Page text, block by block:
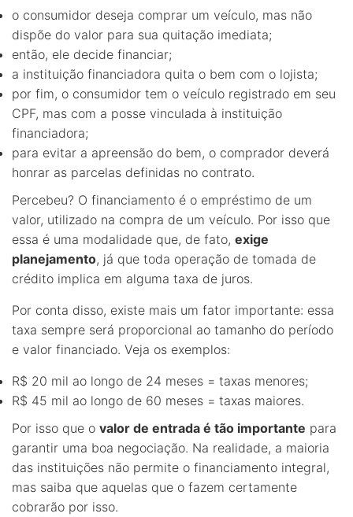
o consumidor deseja comprar um veículo, mas não
dispõe do valor para sua quitação imediata;
então, ele decide financiar;
a instituição financiadora quita o bem com o lojista;
por fim, o consumidor tem o veículo registrado em seu
CPF, mas com a posse vinculada à instituição
financiadora;
para evitar a apreensão do bem, o comprador deverá
honrar as parcelas definidas no contrato.
Percebeu? O financiamento é o empréstimo de um
valor, utilizado na compra de um veículo. Por isso que
essa é uma modalidade que, de fato, exige
planejamento, já que toda operação de tomada de
crédito implica em alguma taxa de juros.
Por conta disso, existe mais um fator importante: essa
taxa sempre será proporcional ao tamanho do período
e valor financiado. Veja os exemplos:
R$ 20 mil ao longo de 24 meses = taxas menores;
R$ 45 mil ao longo de 60 meses = taxas maiores.
Por isso que o valor de entrada é tão importante para
garantir uma boa negociação. Na realidade, a maioria
das instituições não permite o financiamento integral,
mas saiba que aquelas que o fazem certamente
cobrarão por isso.